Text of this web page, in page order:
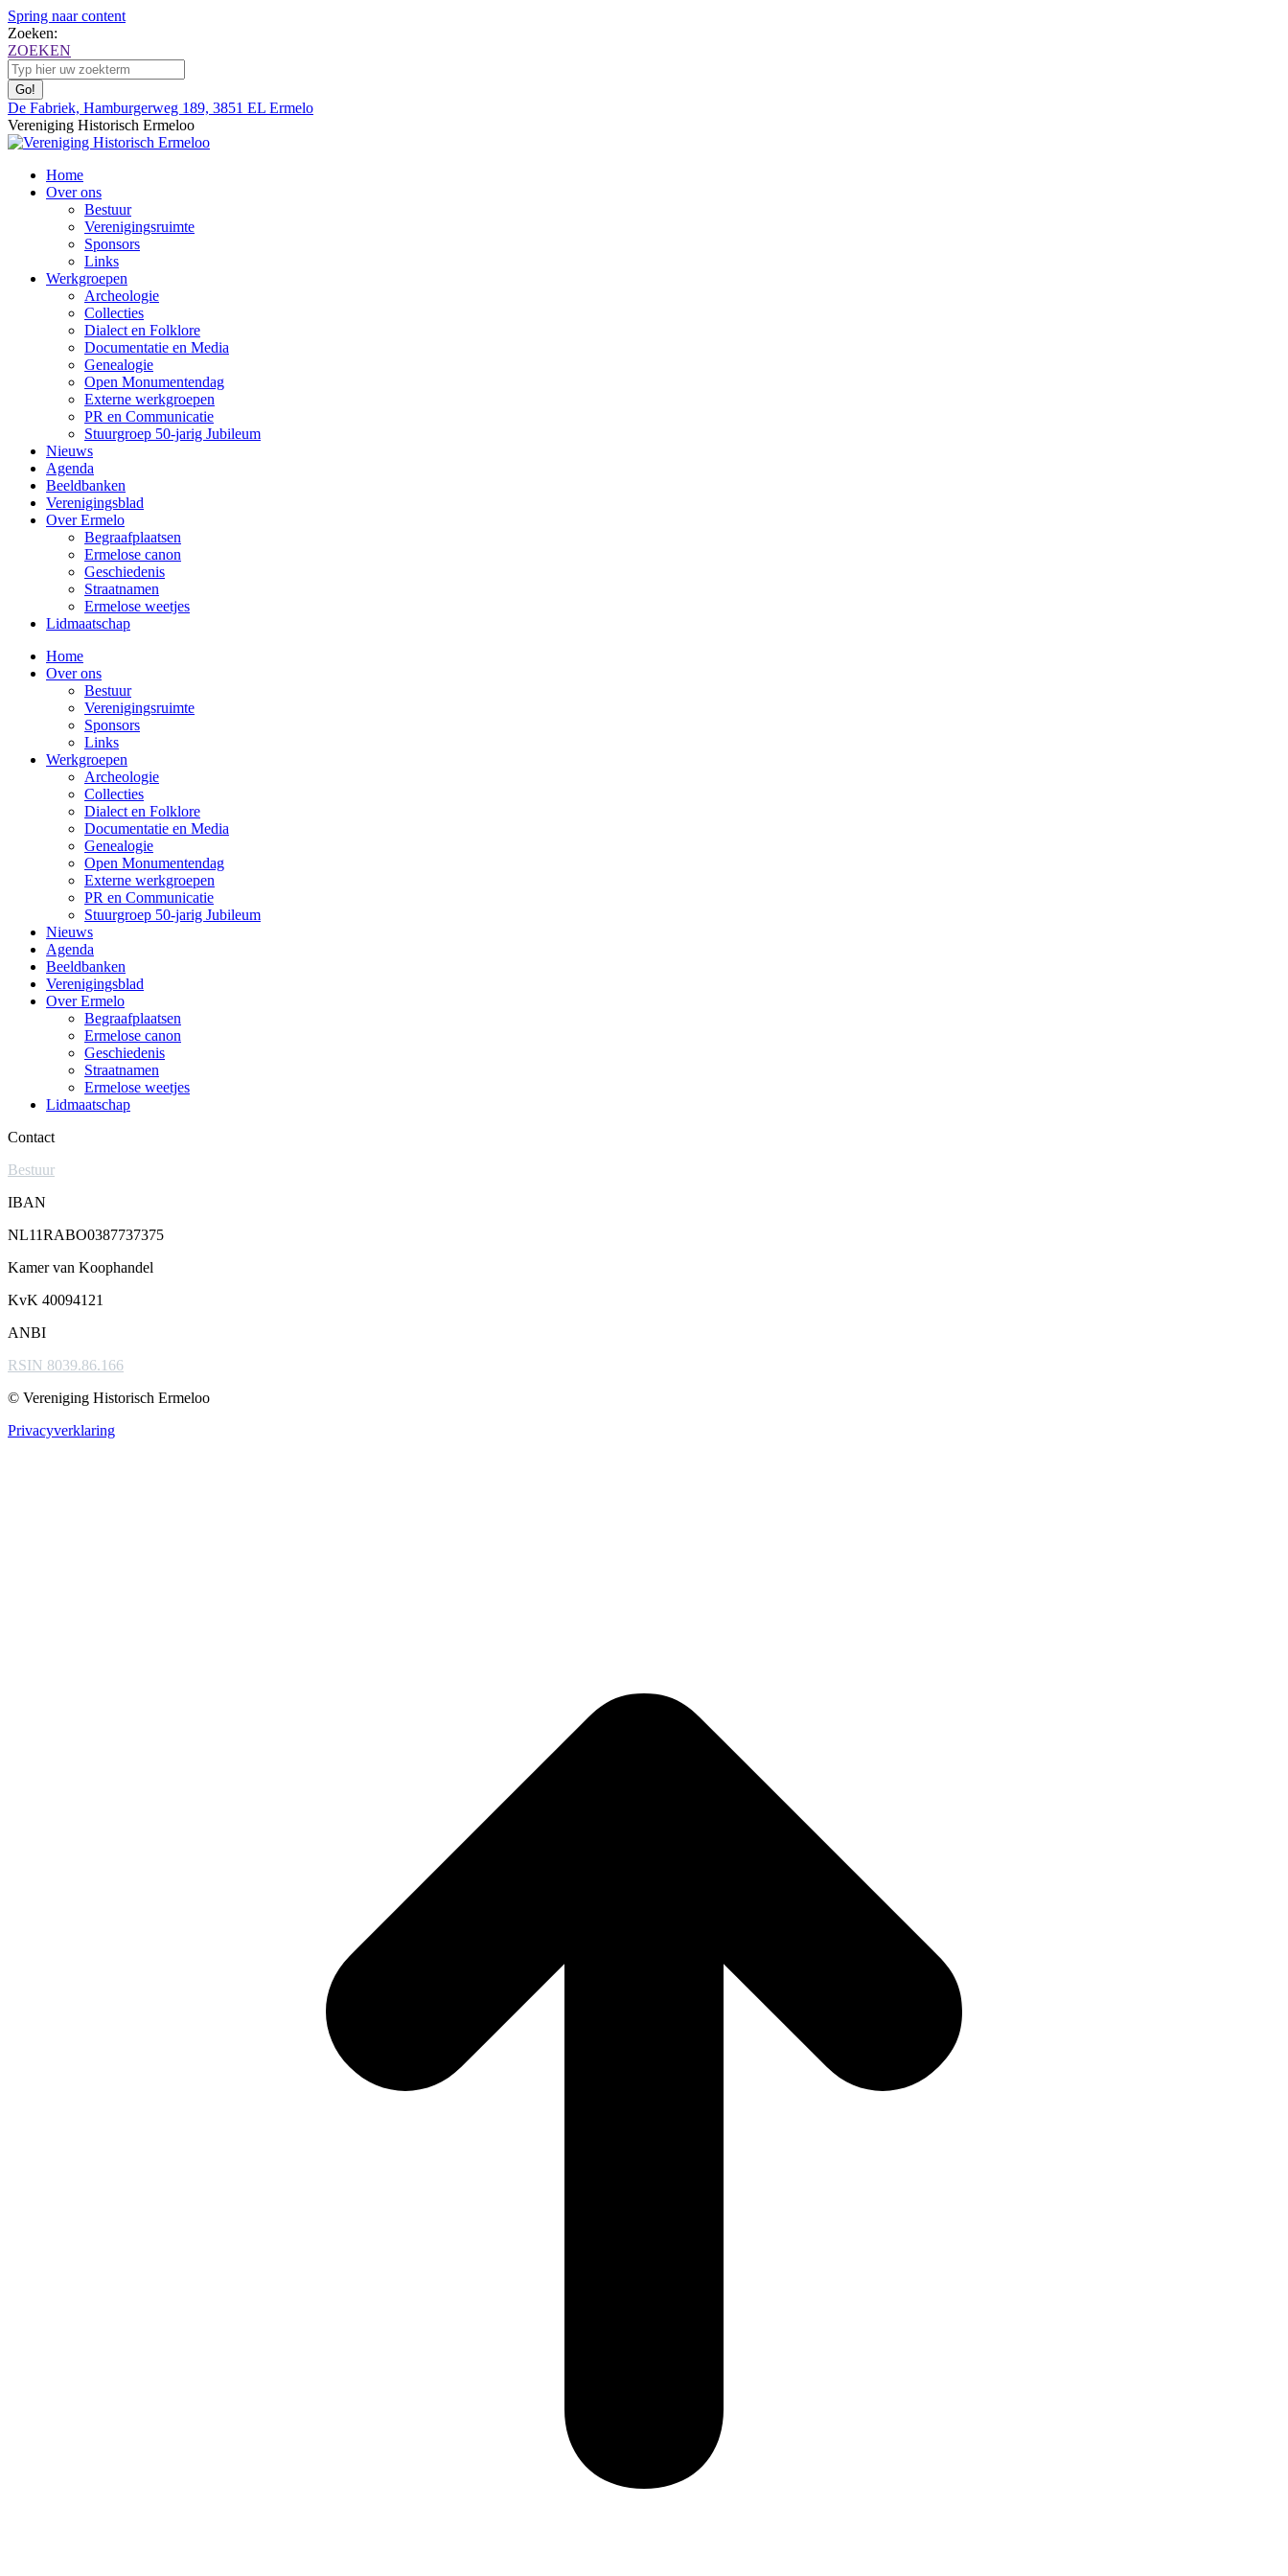
Spring naar content
Zoeken:
ZOEKEN
De Fabriek, Hamburgerweg 189, 3851 EL Ermelo
Vereniging Historisch Ermeloo
Home
Over ons
Bestuur
Verenigingsruimte
Sponsors
Links
Werkgroepen
Archeologie
Collecties
Dialect en Folklore
Documentatie en Media
Genealogie
Open Monumentendag
Externe werkgroepen
PR en Communicatie
Stuurgroep 50-jarig Jubileum
Nieuws
Agenda
Beeldbanken
Verenigingsblad
Over Ermelo
Begraafplaatsen
Ermelose canon
Geschiedenis
Straatnamen
Ermelose weetjes
Lidmaatschap
Home
Over ons
Bestuur
Verenigingsruimte
Sponsors
Links
Werkgroepen
Archeologie
Collecties
Dialect en Folklore
Documentatie en Media
Genealogie
Open Monumentendag
Externe werkgroepen
PR en Communicatie
Stuurgroep 50-jarig Jubileum
Nieuws
Agenda
Beeldbanken
Verenigingsblad
Over Ermelo
Begraafplaatsen
Ermelose canon
Geschiedenis
Straatnamen
Ermelose weetjes
Lidmaatschap
Contact
Bestuur
IBAN
NL11RABO0387737375
Kamer van Koophandel
KvK 40094121
ANBI
RSIN 8039.86.166
© Vereniging Historisch Ermeloo
Privacyverklaring